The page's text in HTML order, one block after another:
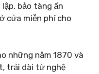
bảo tàng ấn
cửa miễn phí cho
những năm 1870 và
trải dài từ nghệ